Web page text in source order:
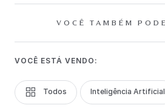
VOCÊ TAMBÉM
VOCÊ ESTÁ VENDO:
Todos Inteligência Artificial